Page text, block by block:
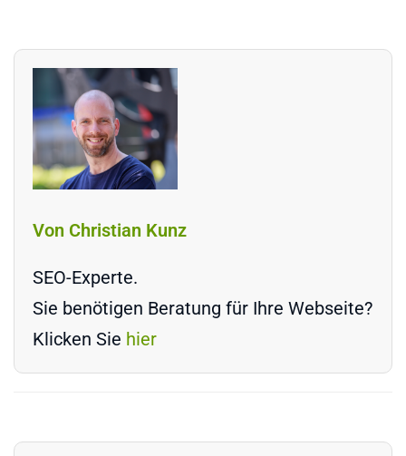
Von Christian Kunz
SEO-Experte.
Sie benötigen Beratung für Ihre Webseite?
Klicken Sie hier